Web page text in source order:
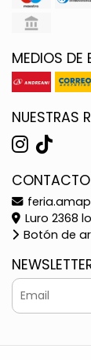
MEDIOS DE
NUESTRAS
CONTACTO
Luro 2368
Botón de